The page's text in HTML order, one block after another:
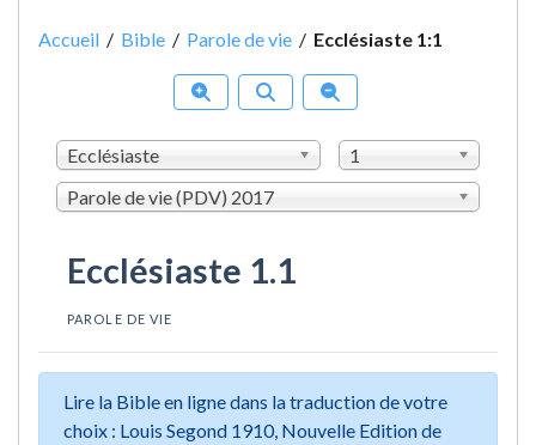
Accueil / Bible / Parole de vie / Ecclésiaste 1:1
Ecclésiaste
1
Parole de vie (PDV) 2017
Ecclésiaste 1.1
PAROLE DE VIE
Lire la Bible en ligne dans la traduction de votre
choix : Louis Segond 1910, Nouvelle Edition de